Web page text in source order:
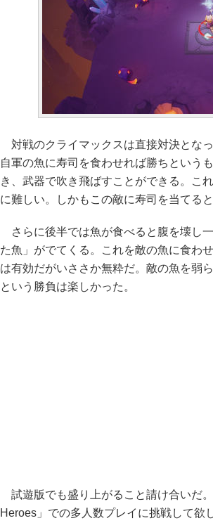
対戦のクライマックスは直接対決とな
自軍の魚に寿司を食わせれば勝ちという
き、武器で吹き飛ばすことができる。こ
に難しい。しかもこの敵に寿司を当てる
さらに後半では魚が食べると腹を壊し
た魚」がでてくる。これを敵の魚に食わ
は有効だがいささか無粋だ。敵の魚を弱
という勝負は楽しかった。
試遊版でも盛り上がること請け合いだ
Heroes」での多人数プレイに挑戦して欲